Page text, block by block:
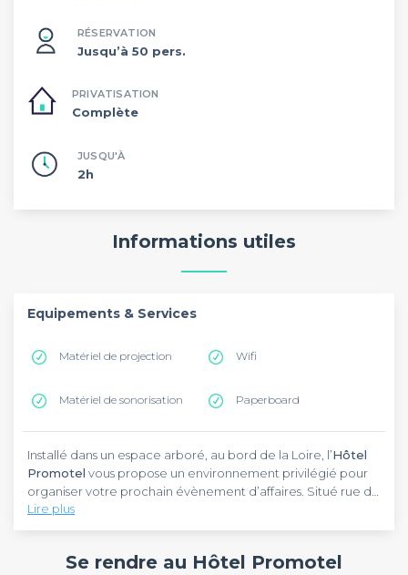
RÉSERVATION
Jusqu’à 50 pers.
PRIVATISATION
Complète
JUSQU'À
2h
Informations utiles
Equipements & Services
Matériel de projection Wifi
Matériel de sonorisation Paperboard
Installé dans un espace arboré, au bord de la Loire, l’Hôtel
Promotel vous propose un environnement privilégié pour
organiser votre prochain évènement d’affaires. Situé rue de
Faubourg de Bourgogne, cet établissement se trouve à
Saint-Jean-de-Braye. Pour l’atteindre en voiture, il vous faut
depuis la Maison de Jeanne d’Arc.
Élégance et simplicité sont les mots qui définissent le cadre
qui y règne pourra vous aider à mener des échanges
Lire plus
Se rendre au Hôtel Promotel